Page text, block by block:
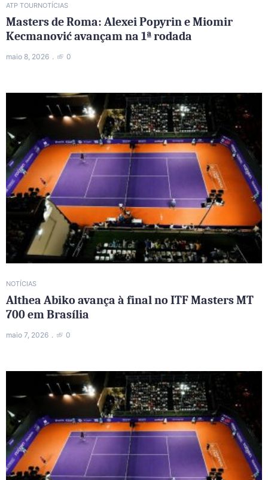
ATP TOURNOTÍCIAS
Masters de Roma: Alexei Popyrin e Miomir
Kecmanović avançam na 1ª rodada
maio 8, 2026 0
NOTÍCIAS
Althea Abiko avança à final no ITF Masters MT
700 em Brasília
maio 7, 2026 0